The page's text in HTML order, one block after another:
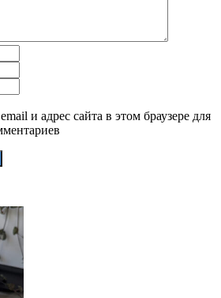
и адрес сайта в этом браузере для